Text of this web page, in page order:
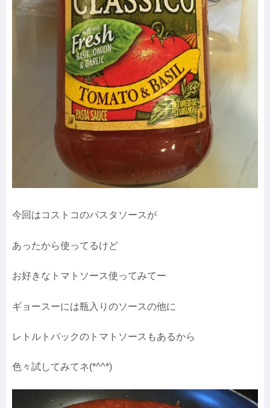
今回はコストコのパスタソースが
あったから使ってるけど
お好きなトマトソース使ってみてー
ギョースーには瓶入りのソースの他に
レトルトパックのトマトソースもあるから
色々試してみてネ(*^^*)